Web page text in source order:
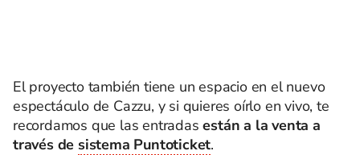
El proyecto también tiene un espacio en el nuevo
espectáculo de Cazzu, y si quieres oírlo en vivo, te
recordamos que las entradas están a la venta a
través de sistema Puntoticket.